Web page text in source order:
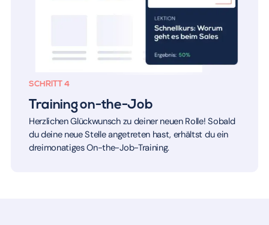
SCHRITT 4
Training on-the-Job
Herzlichen Glückwunsch zu deiner neuen Rolle! Sobald
du deine neue Stelle angetreten hast, erhältst du ein
dreimonatiges On-the-Job-Training.